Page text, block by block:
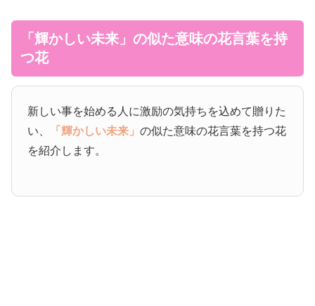
「輝かしい未来」の似た意味の花言葉を持
つ花
新しい事を始める人に激励の気持ちを込めて贈りた
い、
「輝かしい未来」の似た意味の花言葉を持つ花
を紹介します。